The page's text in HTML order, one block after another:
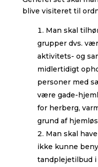
blive visiteret til
Man skal
grupper dvs.
aktivitets- og
midlertidigt
personer med
være gade-
for herberg,
grund af
Man skal
ikke kunne
tandplejetilbud i